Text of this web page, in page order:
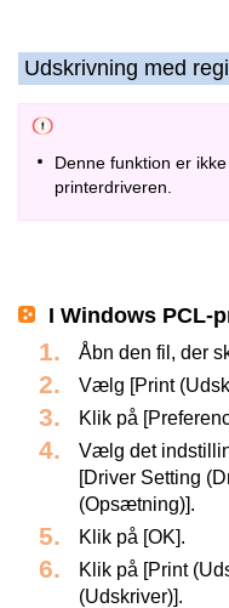
Udskrivning med
Denne funktion er
printerdriveren.
I Windows PCL-
Åbn den fil, der
Vælg [Print
Klik på
Vælg det
[Driver Setting
(Opsætning)].
Klik på [OK].
Klik på [Print
(Udskriver)].